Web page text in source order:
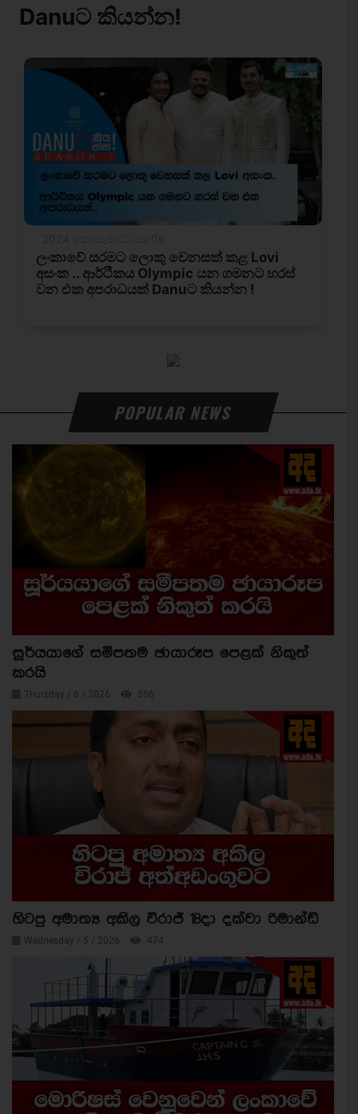
POPULAR NEWS
සූර්යයාගේ සමීපතම ඡායාරූප පෙළක් නිකුත්
කරයි
Thursday / 6 / 2026 556
හිටපු අමාත්‍ය අකිල විරාජ් 18දා දක්වා රිමාන්ඩ්
Wednesday / 5 / 2026 474